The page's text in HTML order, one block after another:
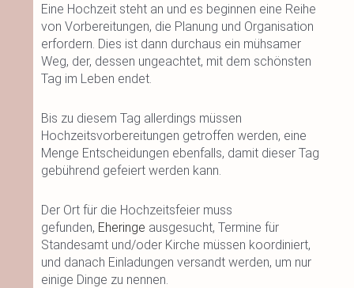
Eine Hochzeit steht an und es beginnen eine Reihe
von Vorbereitungen, die Planung und Organisation
erfordern. Dies ist dann durchaus ein mühsamer
Weg, der, dessen ungeachtet, mit dem schönsten
Tag im Leben endet.
Bis zu diesem Tag allerdings müssen
Hochzeitsvorbereitungen getroffen werden, eine
Menge Entscheidungen ebenfalls, damit dieser Tag
gebührend gefeiert werden kann.
Der Ort für die Hochzeitsfeier muss
gefunden, Eheringe ausgesucht, Termine für
Standesamt und/oder Kirche müssen koordiniert,
und danach Einladungen versandt werden, um nur
einige Dinge zu nennen.